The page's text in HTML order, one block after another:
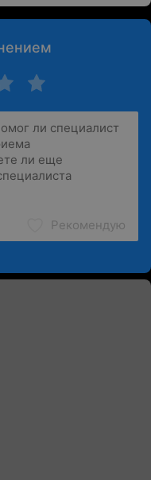
Рекомендую